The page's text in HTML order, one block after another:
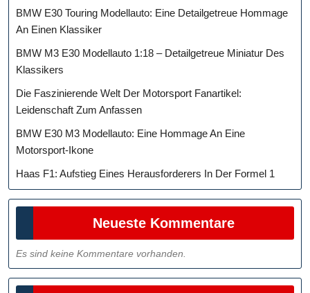
BMW E30 Touring Modellauto: Eine Detailgetreue Hommage
An Einen Klassiker
BMW M3 E30 Modellauto 1:18 – Detailgetreue Miniatur Des
Klassikers
Die Faszinierende Welt Der Motorsport Fanartikel:
Leidenschaft Zum Anfassen
BMW E30 M3 Modellauto: Eine Hommage An Eine
Motorsport-Ikone
Haas F1: Aufstieg Eines Herausforderers In Der Formel 1
Neueste Kommentare
Es sind keine Kommentare vorhanden.